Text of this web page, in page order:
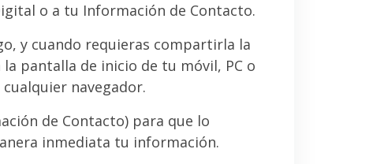
o a tu Información de Contacto.
y cuando requieras compartirla la
pantalla de inicio de tu móvil, PC o
navegador.
de Contacto) para que lo
inmediata tu información.